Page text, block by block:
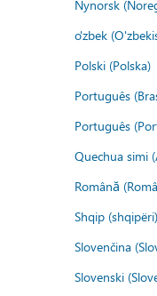
Nynorsk
o'zbek
Polski (Polska)
Português
Português
Quechua simi
Română
Shqip (shqipëri)
Slovenčina
Slovenski